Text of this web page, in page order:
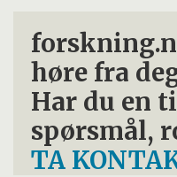
høre fra
Har du en
spørsmål,
TA